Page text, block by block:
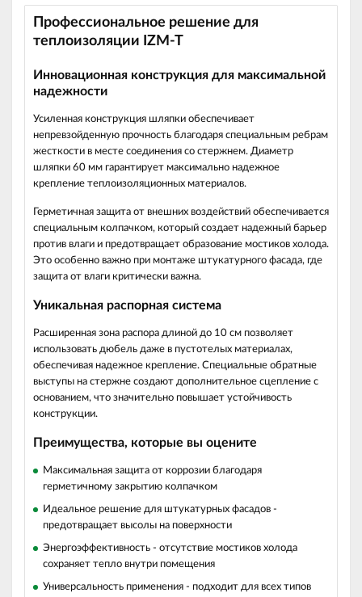
Профессиональное решение для
теплоизоляции IZM-T
Инновационная конструкция для максимальной
надежности
Усиленная конструкция шляпки обеспечивает
непревзойденную прочность благодаря специальным ребрам
жесткости в месте соединения со стержнем. Диаметр
шляпки 60 мм гарантирует максимально надежное
крепление теплоизоляционных материалов.
Герметичная защита от внешних воздействий обеспечивается
специальным колпачком, который создает надежный барьер
против влаги и предотвращает образование мостиков холода.
Это особенно важно при монтаже штукатурного фасада, где
защита от влаги критически важна.
Уникальная распорная система
Расширенная зона распора длиной до 10 см позволяет
использовать дюбель даже в пустотелых материалах,
обеспечивая надежное крепление. Специальные обратные
выступы на стержне создают дополнительное сцепление с
основанием, что значительно повышает устойчивость
конструкции.
Преимущества, которые вы оцените
Максимальная защита от коррозии благодаря
герметичному закрытию колпачком
Идеальное решение для штукатурных фасадов -
предотвращает высолы на поверхности
Энергоэффективность - отсутствие мостиков холода
сохраняет тепло внутри помещения
Универсальность применения - подходит для всех типов